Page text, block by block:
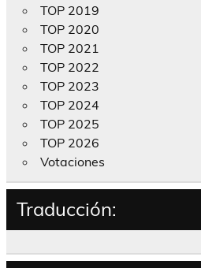
TOP 2019
TOP 2020
TOP 2021
TOP 2022
TOP 2023
TOP 2024
TOP 2025
TOP 2026
Votaciones
Traducción: